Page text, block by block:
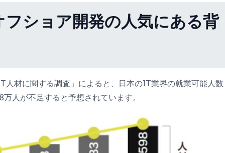
ショア開発の人気にある背
人材に関する調査」によると、日本のIT業界の就業可能人数
人が不足すると予想されています。